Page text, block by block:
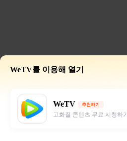
WeTV를 이용해 열기
WeTV 추천하기
고화질 콘텐츠 무료 시청하기